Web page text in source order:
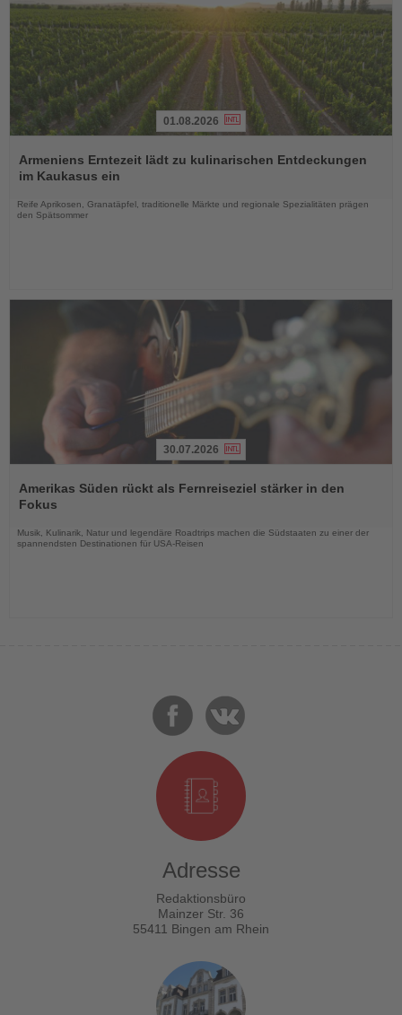
Sie
die
01.08.2026
Armeniens Erntezeit lädt zu kulinarischen Entdeckungen
im Kaukasus ein
Reife Aprikosen, Granatäpfel, traditionelle Märkte und regionale Spezialitäten prägen
den Spätsommer
Sie
die
30.07.2026
Amerikas Süden rückt als Fernreiseziel stärker in den
Fokus
Musik, Kulinarik, Natur und legendäre Roadtrips machen die Südstaaten zu einer der
spannendsten Destinationen für USA-Reisen
Adresse
Redaktionsbüro
Mainzer Str. 36
55411 Bingen am Rhein